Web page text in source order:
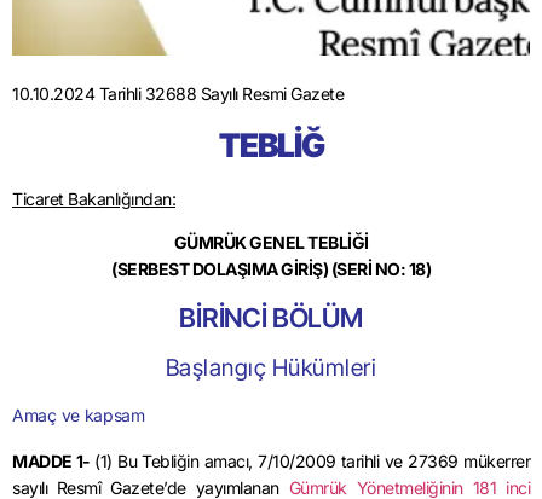
10.10.2024 Tarihli 32688 Sayılı Resmi Gazete
TEBLİĞ
Ticaret Bakanlığından:
GÜMRÜK GENEL TEBLİĞİ
(SERBEST DOLAŞIMA GİRİŞ) (SERİ NO: 18)
BİRİNCİ BÖLÜM
Başlangıç Hükümleri
Amaç ve kapsam
MADDE 1- (1) Bu Tebliğin amacı,7/10/2009 tarihli ve 27369 mükerrer
sayılı Resmî Gazete’de yayımlananGümrük Yönetmeliğinin 181 inci